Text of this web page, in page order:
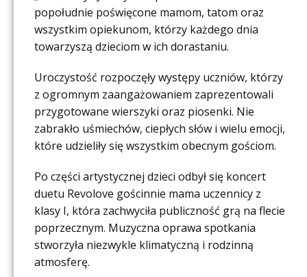
popołudnie poświęcone mamom, tatom oraz
wszystkim opiekunom, którzy każdego dnia
towarzyszą dzieciom w ich dorastaniu.
Uroczystość rozpoczęły występy uczniów, którzy
z ogromnym zaangażowaniem zaprezentowali
przygotowane wierszyki oraz piosenki. Nie
zabrakło uśmiechów, ciepłych słów i wielu emocji,
które udzieliły się wszystkim obecnym gościom.
Po części artystycznej dzieci odbył się koncert
duetu Revolove gościnnie mama uczennicy z
klasy I, która zachwyciła publiczność grą na flecie
poprzecznym. Muzyczna oprawa spotkania
stworzyła niezwykle klimatyczną i rodzinną
atmosferę.